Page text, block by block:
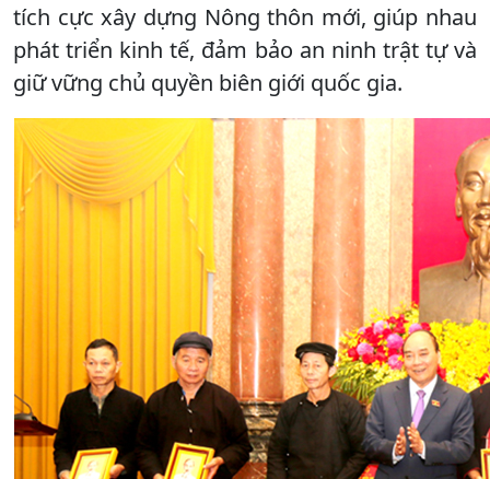
tích cực xây dựng Nông thôn mới, giúp nhau
phát triển kinh tế, đảm bảo an ninh trật tự và
giữ vững chủ quyền biên giới quốc gia.